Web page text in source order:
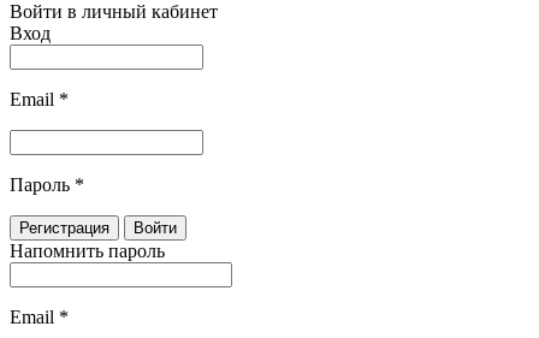
Войти в личный кабинет
Вход
Email *
Пароль *
Напомнить пароль
Email *